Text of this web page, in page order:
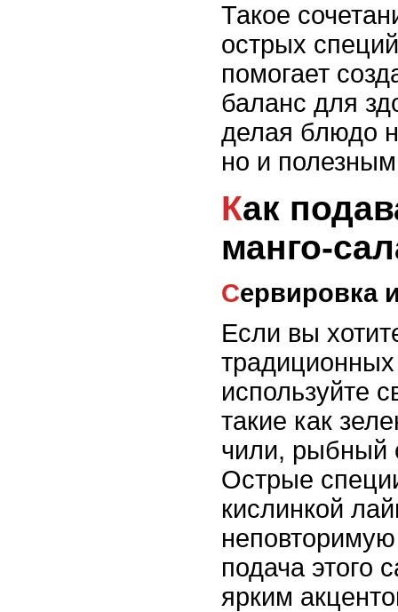
Такое
острых
помогает
баланс для
делая блюдо
но и
Как подавать тайский
манго-
Если вы
используйте
такие как
чили, рыбный
Острые
кислинкой
подача этого
ярким